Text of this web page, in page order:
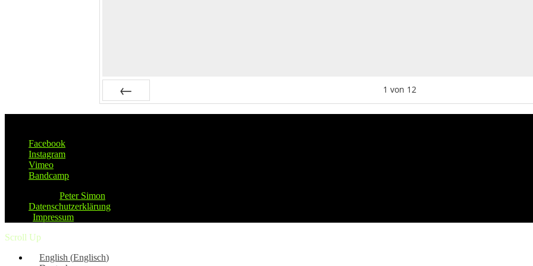
1 von 12
Facebook
Instagram
Vimeo
Bandcamp
Peter Simon
Datenschutzerklärung
Impressum
Scroll Up
English (Englisch)